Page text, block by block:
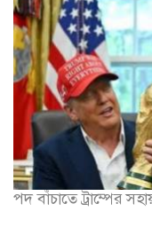
পদ বাঁচাতে ট্রাম্পের